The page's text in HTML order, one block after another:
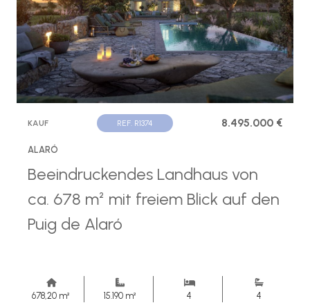
KAUF REF. R1374 8.495.000 €
ALARÓ
Beeindruckendes Landhaus von
ca. 678 m² mit freiem Blick auf den
Puig de Alaró
678,20 m² 15.190 m² 4 4